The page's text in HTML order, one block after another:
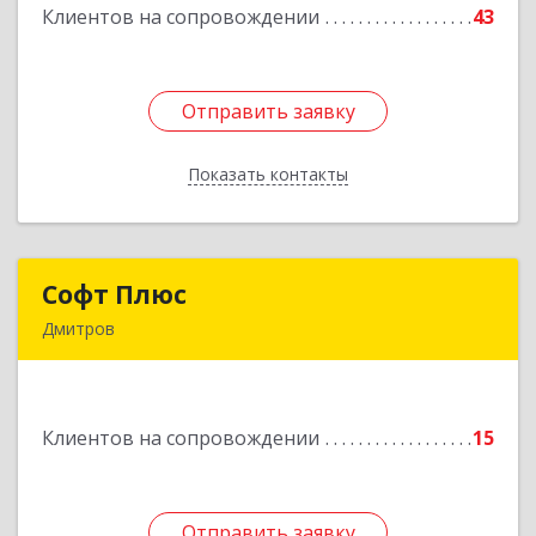
Клиентов на сопровождении 43
Отправить заявку
Показать контакты
Подробнее
Отправить заявку
Назад
Софт Плюс
Дмитров
Клиентов на сопровождении 15
Подробнее